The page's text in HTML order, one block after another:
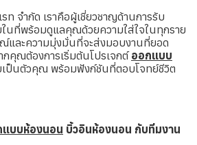
ท จำกัด เราคือผู้เชี่ยวชาญด้านการรับ
นที่พร้อมดูแลคุณด้วยความใส่ใจในทุกราย
ณ์และความมุ่งมั่นที่จะส่งมอบงานที่ยอด
กคุณต้องการเริ่มต้นโปรเจกต์ออกแบบ
ป็นตัวคุณ พร้อมฟังก์ชันที่ตอบโจทย์ชีวิต
แบบห้องนอน บิ้วอินห้องนอน กับทีมงาน